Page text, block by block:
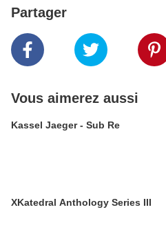
Partager
Vous aimerez aussi
Kassel Jaeger - Sub Re
XKatedral Anthology Series III